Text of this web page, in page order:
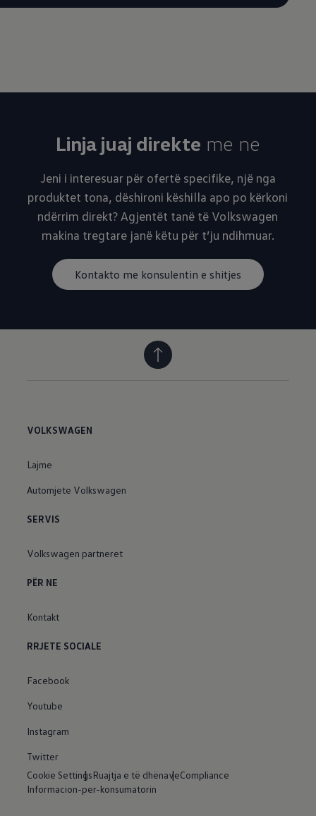
Linja juaj direkte me ne
Jeni i interesuar për ofertë specifike, një nga
produktet tona, dëshironi këshilla apo po kërkoni
ndërrim direkt? Agjentët tanë të Volkswagen
makina tregtare janë këtu për t’ju ndihmuar.
Kontakto me konsulentin e shitjes
VOLKSWAGEN
Lajme
Automjete Volkswagen
SERVIS
Volkswagen partneret
PËR NE
Kontakt
RRJETE SOCIALE
Facebook
Youtube
Instagram
Twitter
Cookie SettingsRuajtja e të dhënaveCompliance
Informacion-per-konsumatorin